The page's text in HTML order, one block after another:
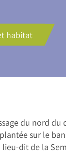
habitat
du nord
sur le
dit de la